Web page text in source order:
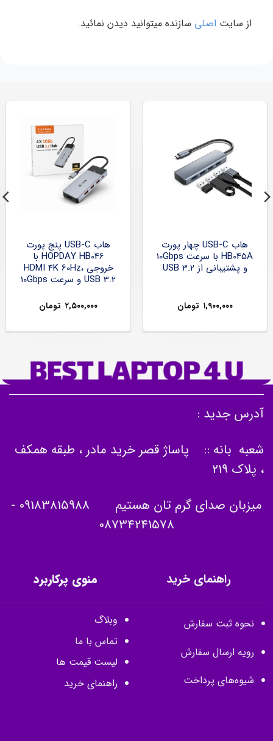
از سایت اصلی سازنده میتوانید دیدن نمائید.
هاب USB-C چهار پورت
HB045A با سرعت 10Gbps
و پشتیبانی از USB 3.2
۱,۹۰۰,۰۰۰ تومان
هاب USB-C پنج پورت
HOPDAY HB046 با
خروجی HDMI 4K 60Hz،
USB 3.2 و سرعت 10Gbps
۲,۵۰۰,۰۰۰ تومان
آدرس جدید :
شعبه بانه :: پاساژ قصر خرید مادر ، طبقه همکف
، پلاک 219
میزبان صدای گرم تان هستیم 09183815988
-
08734241578
راهنمای خرید
نحوه ثبت سفارش
رویه ارسال سفارش
شیوه‌های پرداخت
منوی پرکاربرد
وبلاگ
تماس با ما
لیست قیمت ها
راهنمای خرید